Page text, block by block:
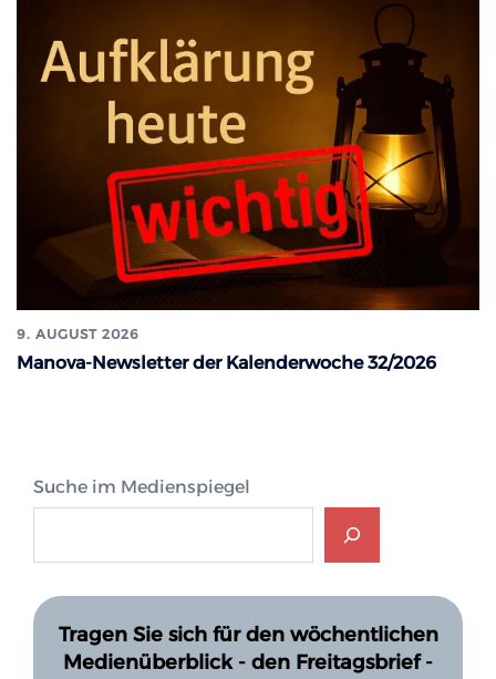
9. AUGUST 2026
Manova-Newsletter der Kalenderwoche 32/2026
Suche im Medienspiegel
Tragen Sie sich für den wöchentlichen
Medienüberblick - den Freitagsbrief -